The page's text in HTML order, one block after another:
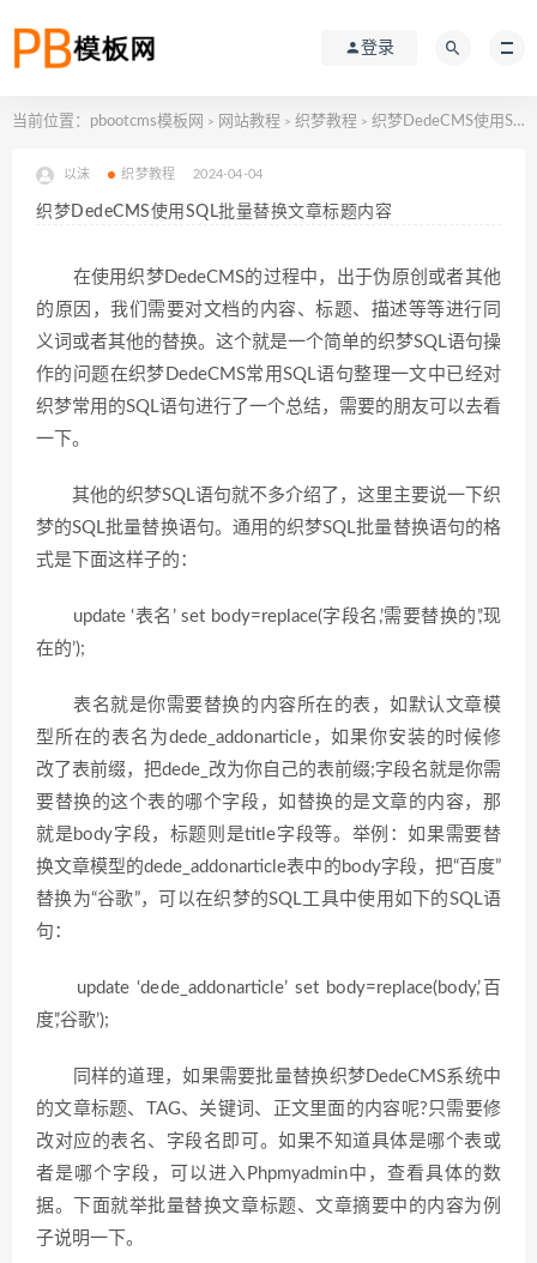
登录
当前位置： pbootcms模板网 > 网站教程 > 织梦教程 > 织梦DedeCMS使用SQL批量替换文章标题内容
以沫 织梦教程 2024-04-04
织梦DedeCMS使用SQL批量替换文章标题内容
在使用织梦DedeCMS的过程中，出于伪原创或者其他
的原因，我们需要对文档的内容、标题、描述等等进行同
义词或者其他的替换。这个就是一个简单的织梦SQL语句操
作的问题在织梦DedeCMS常用SQL语句整理一文中已经对
织梦常用的SQL语句进行了一个总结，需要的朋友可以去看
一下。
其他的织梦SQL语句就不多介绍了，这里主要说一下织
梦的SQL批量替换语句。通用的织梦SQL批量替换语句的格
式是下面这样子的：
update ‘表名’ set body=replace(字段名,’需要替换的’,’现
在的’);
表名就是你需要替换的内容所在的表，如默认文章模
型所在的表名为dede_addonarticle，如果你安装的时候修
改了表前缀，把dede_改为你自己的表前缀;字段名就是你需
要替换的这个表的哪个字段，如替换的是文章的内容，那
就是body字段，标题则是title字段等。举例：如果需要替
换文章模型的dede_addonarticle表中的body字段，把“百度”
替换为“谷歌”，可以在织梦的SQL工具中使用如下的SQL语
句：
update ‘dede_addonarticle’ set body=replace(body,’百
度’,’谷歌’);
同样的道理，如果需要批量替换织梦DedeCMS系统中
的文章标题、TAG、关键词、正文里面的内容呢?只需要修
改对应的表名、字段名即可。如果不知道具体是哪个表或
者是哪个字段，可以进入Phpmyadmin中，查看具体的数
据。下面就举批量替换文章标题、文章摘要中的内容为例
子说明一下。